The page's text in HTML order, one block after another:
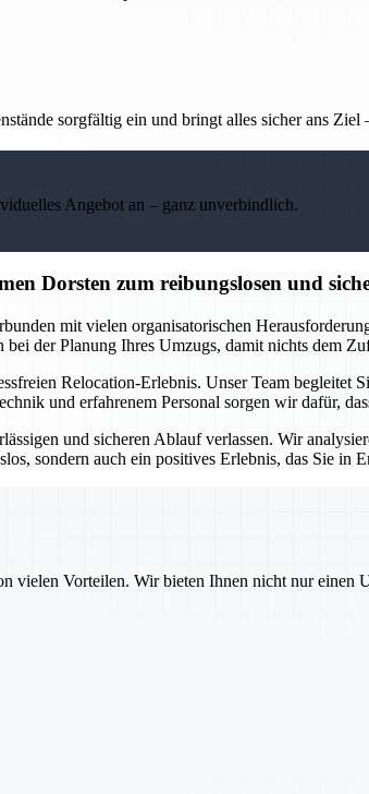
sorgfältig ein und bringt alles sicher ans Ziel
Angebot an – ganz unverbindlich.
Dorsten zum reibungslosen und
mit vielen organisatorischen
der Planung Ihres Umzugs, damit nichts dem
Relocation-Erlebnis. Unser Team
und erfahrenem Personal sorgen wir dafür,
und sicheren Ablauf verlassen. Wir
sondern auch ein positives Erlebnis, das Sie in
vielen Vorteilen. Wir bieten Ihnen nicht nur